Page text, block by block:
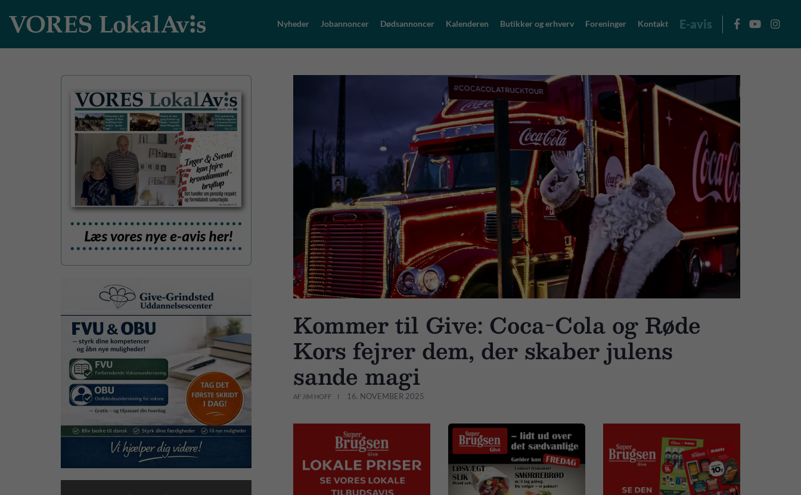
Nyheder Jobannoncer Dødsannoncer Kalenderen Butikker og erhverv Foreninger Kontakt E-avis
Kommer til Give: Coca-Cola og Røde
Kors fejrer dem, der skaber julens
sande magi
AF JIM HOFF 16. NOVEMBER 2025